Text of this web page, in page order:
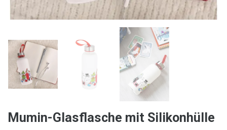
Mumin-Glasflasche mit Silikonhülle